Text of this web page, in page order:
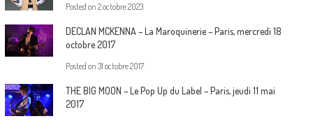
Posted on 2 octobre 2023
DECLAN MCKENNA – La Maroquinerie – Paris, mercredi 18
octobre 2017
Posted on 31 octobre 2017
THE BIG MOON – Le Pop Up du Label – Paris, jeudi 11 mai
2017